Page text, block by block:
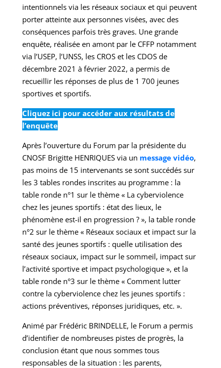
intentionnels via les réseaux sociaux et qui peuvent
porter atteinte aux personnes visées, avec des
conséquences parfois très graves. Une grande
enquête, réalisée en amont par le CFFP notamment
via l’USEP, l’UNSS, les CROS et les CDOS de
décembre 2021 à février 2022, a permis de
recueillir les réponses de plus de 1 700 jeunes
sportives et sportifs.
Cliquez ici pour accéder aux résultats de
l’enquête
Après l’ouverture du Forum par la présidente du
CNOSF Brigitte HENRIQUES via un message vidéo,
pas moins de 15 intervenants se sont succédés sur
les 3 tables rondes inscrites au programme : la
table ronde n°1 sur le thème « La cyberviolence
chez les jeunes sportifs : état des lieux, le
phénomène est-il en progression ? », la table ronde
n°2 sur le thème « Réseaux sociaux et impact sur la
santé des jeunes sportifs : quelle utilisation des
réseaux sociaux, impact sur le sommeil, impact sur
l’activité sportive et impact psychologique », et la
table ronde n°3 sur le thème « Comment lutter
contre la cyberviolence chez les jeunes sportifs :
actions préventives, réponses juridiques, etc. ».
Animé par Frédéric BRINDELLE, le Forum a permis
d’identifier de nombreuses pistes de progrès, la
conclusion étant que nous sommes tous
responsables de la situation : les parents,